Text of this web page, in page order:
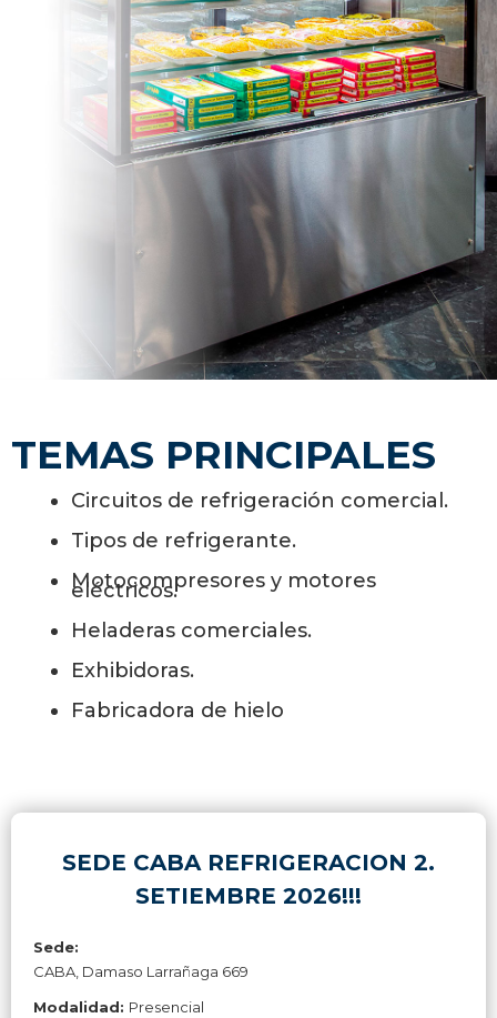
TEMAS PRINCIPALES
Circuitos de refrigeración comercial.
Tipos de refrigerante.
Motocompresores y motores
eléctricos.
Heladeras comerciales.
Exhibidoras.
Fabricadora de hielo
SEDE CABA REFRIGERACION 2.
SETIEMBRE 2026!!!
Sede:
CABA, Damaso Larrañaga 669
Modalidad: Presencial